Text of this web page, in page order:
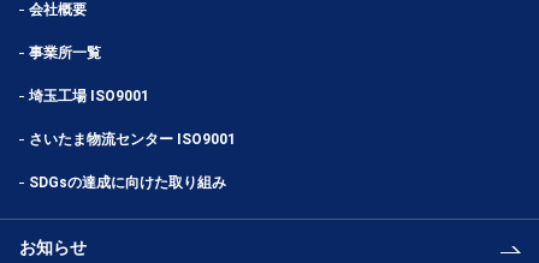
会社概要
事業所一覧
埼玉工場 ISO9001
さいたま物流センター ISO9001
SDGsの達成に向けた取り組み
お知らせ